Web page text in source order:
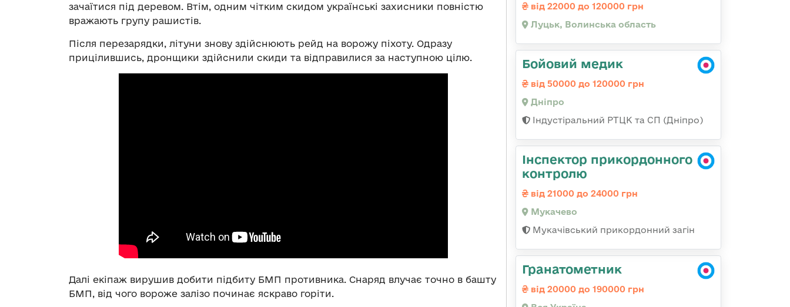
зачаїтися під деревом. Втім, одним чітким скидом українські захисники повністю
вражають групу рашистів.
Після перезарядки, літуни знову здійснюють рейд на ворожу піхоту. Одразу
прицілившись, дронщики здійснили скиди та відправилися за наступною цілю.
Далі екіпаж вирушив добити підбиту БМП противника. Снаряд влучає точно в башту
БМП, від чого вороже залізо починає яскраво горіти.
від 22000 до 120000 грн
Луцьк, Волинська область
Бойовий медик
від 50000 до 120000 грн
Дніпро
Індустіральний РТЦК та СП (Дніпро)
Інспектор прикордонного
контролю
від 21000 до 24000 грн
Мукачево
Мукачівський прикордонний загін
Гранатометник
від 20000 до 190000 грн